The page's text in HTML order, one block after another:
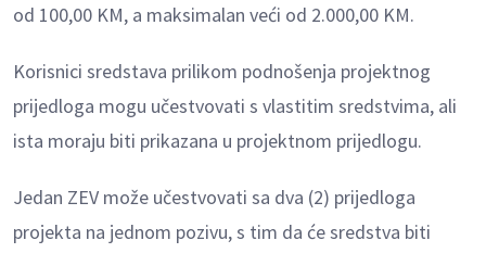
od 100,00 KM, a maksimalan veći od 2.000,00 KM.
Korisnici sredstava prilikom podnošenja projektnog
prijedloga mogu učestvovati s vlastitim sredstvima, ali
ista moraju biti prikazana u projektnom prijedlogu.
Jedan ZEV može učestvovati sa dva (2) prijedloga
projekta na jednom pozivu, s tim da će sredstva biti